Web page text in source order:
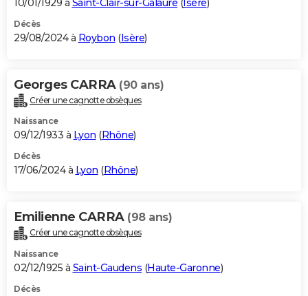
Décès
29/08/2024 à Roybon (Isère)
Georges CARRA (90 ans)
Créer une cagnotte obsèques
Naissance
09/12/1933 à Lyon (Rhône)
Décès
17/06/2024 à Lyon (Rhône)
Emilienne CARRA (98 ans)
Créer une cagnotte obsèques
Naissance
02/12/1925 à Saint-Gaudens (Haute-Garonne)
Décès